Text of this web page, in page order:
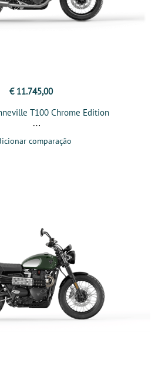
€ 11.745,00
T100 Chrome Edition
comparação